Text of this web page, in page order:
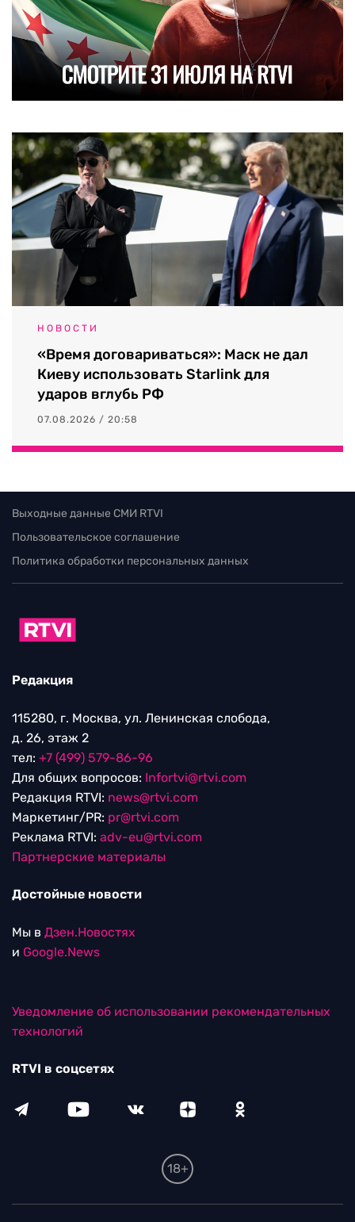
НОВОСТИ
«Время договариваться»: Маск не дал
Киеву использовать Starlink для
ударов вглубь РФ
07.08.2026 / 20:58
Выходные данные СМИ RTVI
Пользовательское соглашение
Политика обработки персональных данных
Редакция
115280, г. Москва, ул. Ленинская слобода,
д. 26, этаж 2
тел: +7 (499) 579-86-96
Для общих вопросов: Infortvi@rtvi.com
Редакция RTVI: news@rtvi.com
Маркетинг/PR: pr@rtvi.com
Реклама RTVI: adv-eu@rtvi.com
Партнерские материалы
Достойные новости
Мы в Дзен.Новостях
и Google.News
Уведомление об использовании рекомендательных
технологий
RTVI в соцсетях
18+